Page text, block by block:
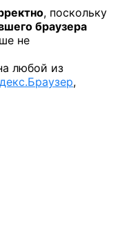
, поскольку
браузера
не
любой из
,